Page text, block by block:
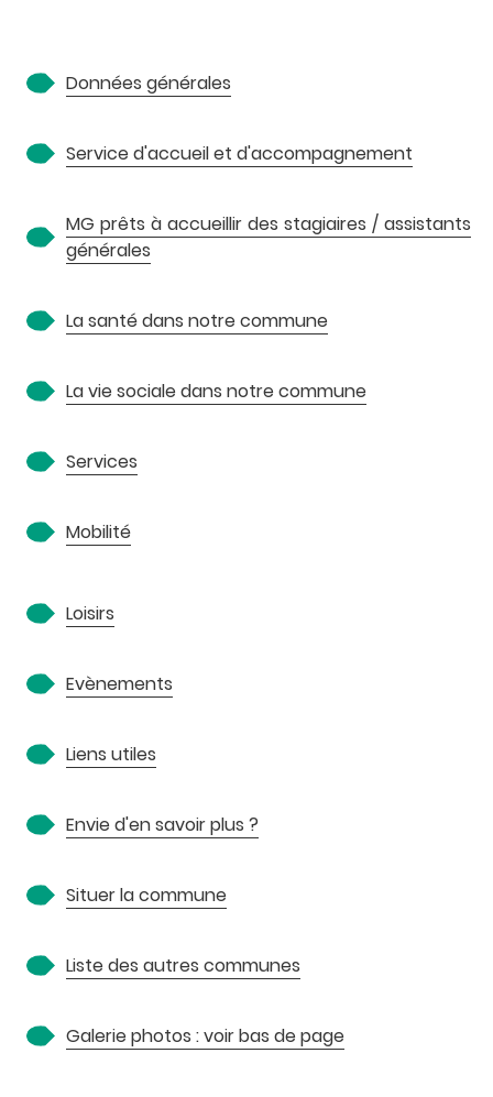
Données générales
Service d'accueil et d'accompagnement
MG prêts à accueillir des stagiaires / assistants
générales
La santé dans notre commune
La vie sociale dans notre commune
Services
Mobilité
Loisirs
Evènements
Liens utiles
Envie d'en savoir plus ?
Situer la commune
Liste des autres communes
Galerie photos : voir bas de page